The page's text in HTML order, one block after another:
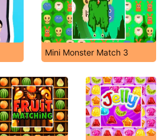
Mini Monster Match 3